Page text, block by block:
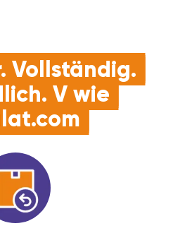
Vollständig.
V wie